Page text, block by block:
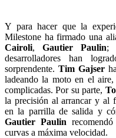
Y para hacer que la
Milestone ha firmado una
Cairoli, Gautier Paulin;
desarrolladores han
sorprendente. Tim Gajser
ladeando la moto en el
complicadas. Por su parte,
la precisión al arrancar y al
en la parrilla de salida y
Gautier Paulin
curvas a máxima velocidad.